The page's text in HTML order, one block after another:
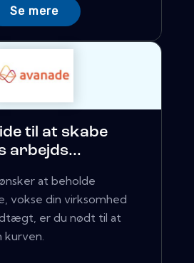
Se mere
til at skabe
arbejds...
at beholde
vokse din virksomhed
er du nødt til at
kurven.